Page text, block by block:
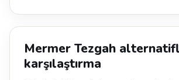
Mermer Tezgah
karşılaştırma